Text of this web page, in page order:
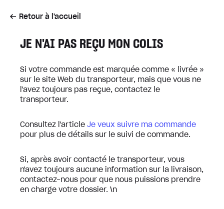
Retour à l'accueil
JE N'AI PAS REÇU MON COLIS
Si votre commande est marquée comme « livrée »
sur le site Web du transporteur, mais que vous ne
l'avez toujours pas reçue, contactez le
transporteur.
Consultez l'article Je veux suivre ma commande
pour plus de détails sur le suivi de commande.
Si, après avoir contacté le transporteur, vous
n'avez toujours aucune information sur la livraison,
contactez-nous pour que nous puissions prendre
en charge votre dossier. \n